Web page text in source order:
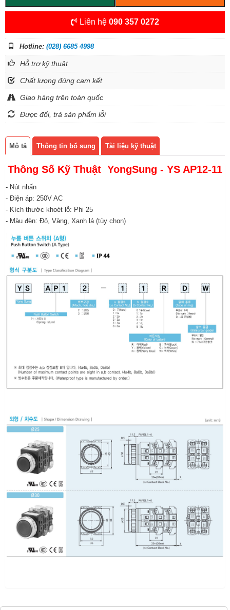
Liên hệ 090 357 0272
Hotline: (028) 6685 4998
Hỗ trợ kỹ thuật
Chất lượng đúng cam kết
Giao hàng trên toàn quốc
Được đổi, trả sản phẩm lỗi
Mô tả Thông tin bổ sung Tài liệu kỹ thuật
Thông Số Kỹ Thuật YongSung - YS AP12-11
- Nút nhấn
- Điện áp: 250V AC
- Kích thước khoét lỗ: Phi 25
- Màu đèn: Đỏ, Vàng, Xanh lá (tùy chọn)